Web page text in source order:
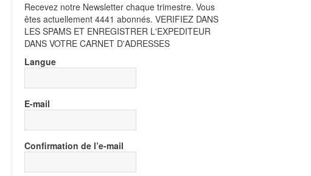
Recevez notre Newsletter chaque trimestre. Vous
êtes actuellement 4441 abonnés. VERIFIEZ DANS
LES SPAMS ET ENREGISTRER L'EXPEDITEUR
DANS VOTRE CARNET D'ADRESSES
Langue
E-mail
Confirmation de l’e-mail